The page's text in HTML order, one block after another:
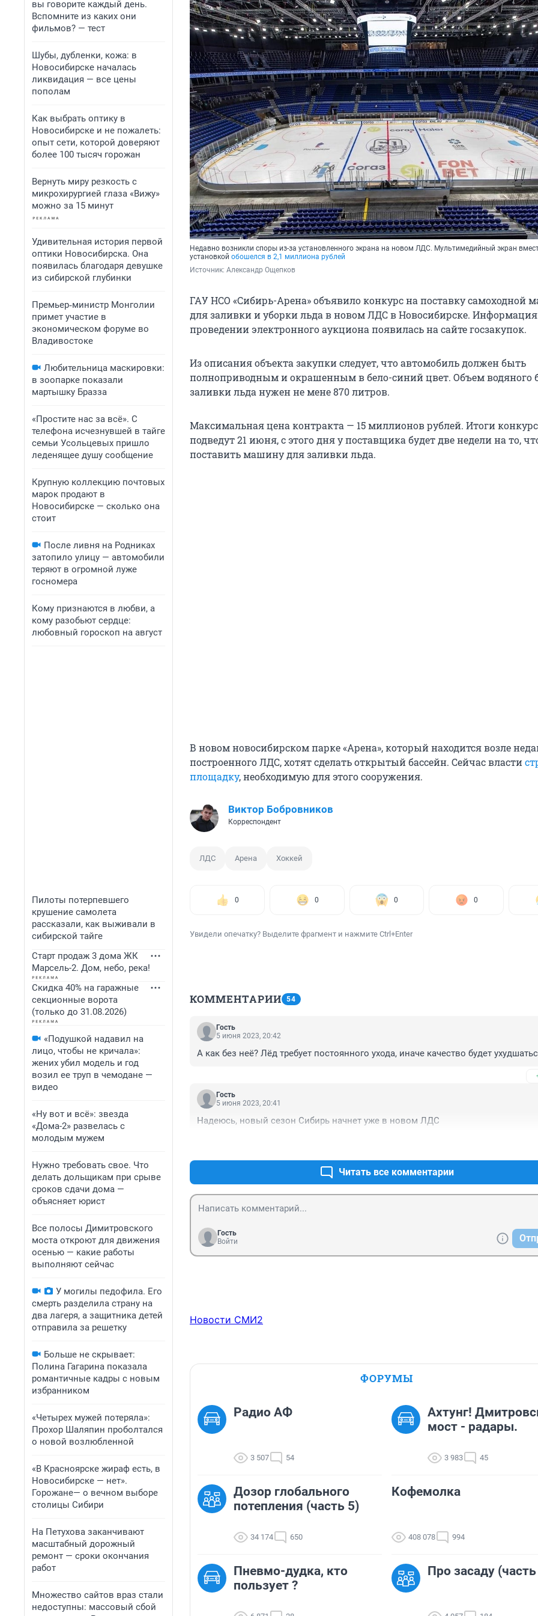
вы говорите каждый день.
Вспомните из каких они
фильмов? — тест
Шубы, дубленки, кожа: в
Новосибирске началась
ликвидация — все цены
пополам
Как выбрать оптику в
Новосибирске и не пожалеть:
опыт сети, которой доверяют
более 100 тысяч горожан
Вернуть миру резкость с
микрохирургией глаза «Вижу»
можно за 15 минут
Удивительная история первой
оптики Новосибирска. Она
появилась благодаря девушке
из сибирской глубинки
Премьер‑министр Монголии
примет участие в
экономическом форуме во
Владивостоке
Любительница маскировки:
в зоопарке показали
мартышку Бразза
«Простите нас за всё». С
телефона исчезнувшей в тайге
семьи Усольцевых пришло
леденящее душу сообщение
Крупную коллекцию почтовых
марок продают в
Новосибирске — сколько она
стоит
После ливня на Родниках
затопило улицу — автомобили
теряют в огромной луже
госномера
Кому признаются в любви, а
кому разобьют сердце:
любовный гороскоп на август
Пилоты потерпевшего
крушение самолета
рассказали, как выживали в
сибирской тайге
Старт продаж 3 дома ЖК
Марсель-2. Дом, небо, река!
Скидка 40% на гаражные
секционные ворота
(только до 31.08.2026)
«Подушкой надавил на
лицо, чтобы не кричала»:
жених убил модель и год
возил ее труп в чемодане —
видео
«Ну вот и всё»: звезда
«Дома-2» развелась с
молодым мужем
Нужно требовать свое. Что
делать дольщикам при срыве
сроков сдачи дома —
объясняет юрист
Все полосы Димитровского
моста откроют для движения
осенью — какие работы
выполняют сейчас
У могилы педофила. Его
смерть разделила страну на
два лагеря, а защитника детей
отправила за решетку
Больше не скрывает:
Полина Гагарина показала
романтичные кадры с новым
избранником
«Четырех мужей потеряла»:
Прохор Шаляпин проболтался
о новой возлюбленной
«В Красноярске жираф есть, в
Новосибирске — нет».
Горожане— о вечном выборе
столицы Сибири
На Петухова заканчивают
масштабный дорожный
ремонт — сроки окончания
работ
Множество сайтов враз стали
недоступны: массовый сбой
Недавно возникли споры из-за установленного экрана на новом ЛДС. Мультимедийный экран
установкой обошелся в 2,1 миллиона рублей
Источник: Александр Ощепков
ГАУ НСО «Сибирь-Арена» объявило конкурс на поставку самоходной
для заливки и уборки льда в новом ЛДС в Новосибирске.
проведении электронного аукциона появилась на сайте госзакупок.
Из описания объекта закупки следует, что автомобиль должен быть
полноприводным и окрашенным в бело-синий цвет. Объем водяного
заливки льда нужен не мене 870 литров.
Максимальная цена контракта — 15 миллионов рублей. Итоги
подведут 21 июня, с этого дня у поставщика будет две недели на то,
поставить машину для заливки льда.
В новом новосибирском парке «Арена», который находится возле
построенного ЛДС, хотят сделать открытый бассейн. Сейчас власти
площадку, необходимую для этого сооружения.
Виктор Бобровников
Корреспондент
ЛДС Арена Хоккей
0 0 0 0
Увидели опечатку? Выделите фрагмент и нажмите Ctrl+Enter
КОММЕНТАРИИ 54
Гость
5 июня 2023, 20:42
А как без неё? Лёд требует постоянного ухода, иначе качество будет
Гость
5 июня 2023, 20:41
Надеюсь, новый сезон Сибирь начнет уже в новом ЛДС
Читать все комментарии
Гость
Войти
Новости СМИ2
ФОРУМЫ
Радио АФ
3 507 54
Ахтунг!
мост - радары.
3 983 45
Дозор глобального
потепления (часть 5)
34 174 650
Кофемолка
408 078 994
Пневмо-дудка, кто
пользует ?
Про засаду